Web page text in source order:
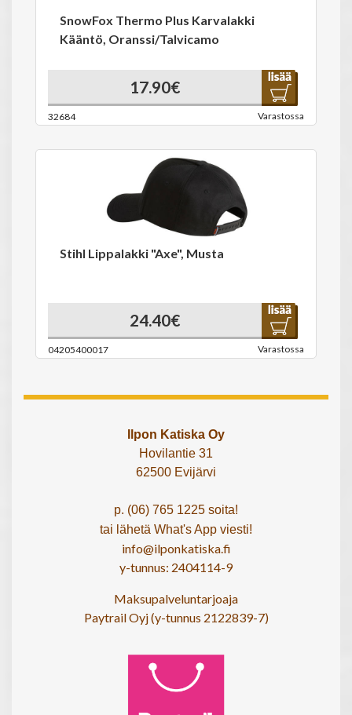
SnowFox Thermo Plus Karvalakki
Kääntö, Oranssi/Talvicamo
17.90€
32684 Varastossa
Stihl Lippalakki "Axe", Musta
24.40€
04205400017 Varastossa
Ilpon Katiska Oy
Hovilantie 31
62500 Evijärvi
p. (06) 765 1225 soita!
tai lähetä What's App viesti!
info@ilponkatiska.fi
y-tunnus: 2404114-9
Maksupalveluntarjoaja
Paytrail Oyj (y-tunnus 2122839-7)